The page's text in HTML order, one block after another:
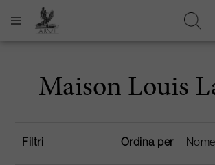
Maison Louis
Filtri Ordina per